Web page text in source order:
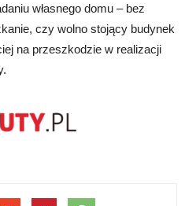
własnego domu – bez
czy wolno stojący budynek
na przeszkodzie w realizacji